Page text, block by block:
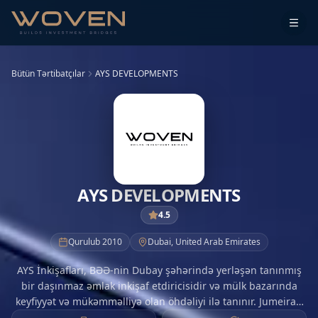
Bütün Tərtibatçılar AYS DEVELOPMENTS
AYS DEVELOPMENTS
4.5
Qurulub 2010 Dubai, United Arab Emirates
AYS İnkişafları, BƏƏ-nin Dubay şəhərində yerləşən tanınmış
bir daşınmaz əmlak inkişaf etdiricisidir və mülk bazarında
keyfiyyət və mükəmməlliyə olan öhdəliyi ilə tanınır. Jumeirah